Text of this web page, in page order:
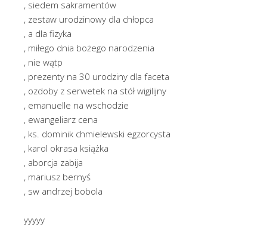
, siedem sakramentów
, zestaw urodzinowy dla chłopca
, a dla fizyka
, miłego dnia bożego narodzenia
, nie wątp
, prezenty na 30 urodziny dla faceta
, ozdoby z serwetek na stół wigilijny
, emanuelle na wschodzie
, ewangeliarz cena
, ks. dominik chmielewski egzorcysta
, karol okrasa książka
, aborcja zabija
, mariusz bernyś
, sw andrzej bobola
yyyyy